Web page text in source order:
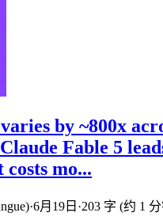
by ~800x
Fable 5
mo...
·6月19日 ·203 字 (约 1